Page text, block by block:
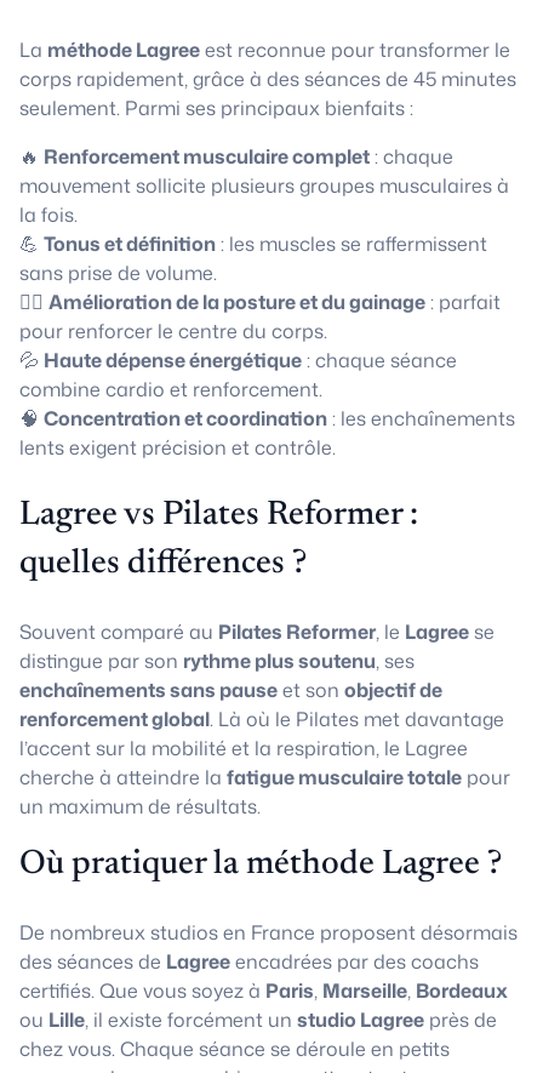
La méthode Lagreeest reconnue pour transformer le
corps rapidement, grâce à des séances de 45 minutes
seulement. Parmi ses principaux bienfaits :
🔥 Renforcement musculaire complet: chaque
mouvement sollicite plusieurs groupes musculaires à
la fois.
💪 Tonus et définition: les muscles se raffermissent
sans prise de volume.
🧘‍♀️ Amélioration de la posture et du gainage: parfait
pour renforcer le centre du corps.
💦 Haute dépense énergétique: chaque séance
combine cardio et renforcement.
🧠 Concentration et coordination: les enchaînements
lents exigent précision et contrôle.
Lagree vs Pilates Reformer :
quelles différences ?
Souvent comparé au Pilates Reformer, le Lagree se
distingue par son rythme plus soutenu, ses
enchaînements sans pauseet son objectif de
renforcement global. Là où le Pilates met davantage
l’accent sur la mobilité et la respiration, le Lagree
cherche à atteindre la fatigue musculaire totale pour
un maximum de résultats.
Où pratiquer la méthode Lagree ?
De nombreux studios en France proposent désormais
des séances de Lagreeencadrées par des coachs
certifiés. Que vous soyez à Paris, Marseille, Bordeaux
ou Lille, il existe forcément un studio Lagree près de
chez vous. Chaque séance se déroule en petits